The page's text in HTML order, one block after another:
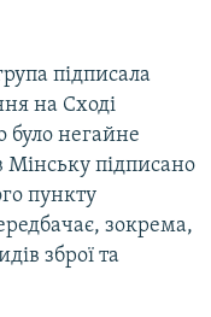
підписала
на Сході
негайне
підписано
пункту
зокрема,
зброї та